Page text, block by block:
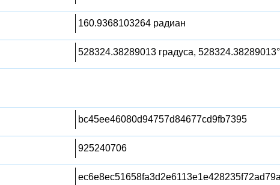
160.9368103264 радиан
528324.38289013 градуса, 528324.38289013°
bc45ee46080d94757d84677cd9fb7395
925240706